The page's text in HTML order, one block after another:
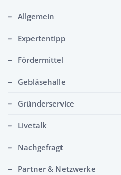
Allgemein
Expertentipp
Fördermittel
Gebläsehalle
Gründerservice
Livetalk
Nachgefragt
Partner & Netzwerke